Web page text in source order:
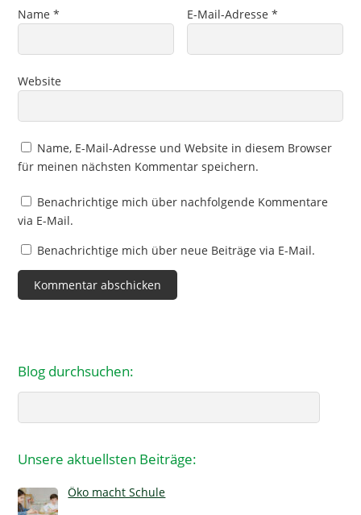
Name* E-Mail-Adresse*
Website
Name, E-Mail-Adresse und Website in diesem Browser
für meinen nächsten Kommentar speichern.
Benachrichtige mich über nachfolgende Kommentare
via E-Mail.
Benachrichtige mich über neue Beiträge via E-Mail.
Blog durchsuchen:
Unsere aktuellsten Beiträge:
Öko macht Schule